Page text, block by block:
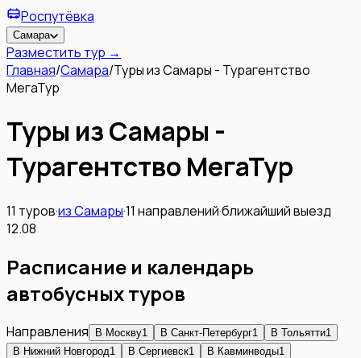
Роспутёвка
Самара
Разместить тур →
Главная/Самара/Туры из Самары - Турагентство
МегаТур
Туры из Самары -
Турагентство МегаТур
11 туров·изСамары·11 направлений·ближайший выезд
12.08
Расписание и календарь
автобусных туров
Направления В Москву1 В Санкт-Петербург1 В Тольятти1
В Нижний Новгород1 В Сергиевск1 В Кавминводы1